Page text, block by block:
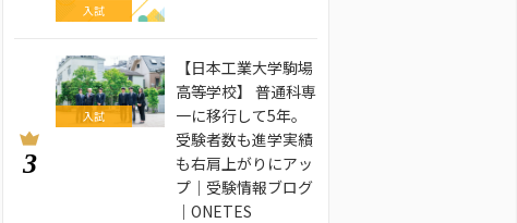
入試
3
入試
【日本工業大学駒場
高等学校】 普通科専
一に移行して5年。
受験者数も進学実績
も右肩上がりにアッ
プ｜受験情報ブログ
｜ONETES